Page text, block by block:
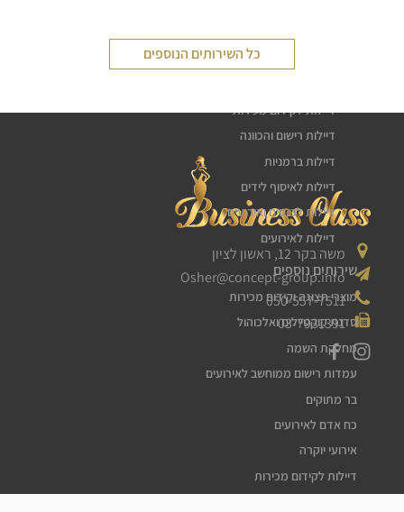
כל השירותים הנוספים
משה בקר 12, ראשון לציון
Osher@concept-group.info
050-557-7511
03-7931391
דיילות לקידום מכירות
דיילות רישום והכוונה
דיילות ברמניות
דיילות לאיסוף לידים
דיילות לכנסים ואירועים
דיילות לאירועים
שירותים נוספים
מוצרי תצוגה וקידום מכירות
סדנת קוקטיילים ואלכוהול
מחלקת השמה
עמדות רישום ממוחשב לאירועים
בר מתוקים
כח אדם לאירועים
אירועי יוקרה
דיילות לקידום מכירות